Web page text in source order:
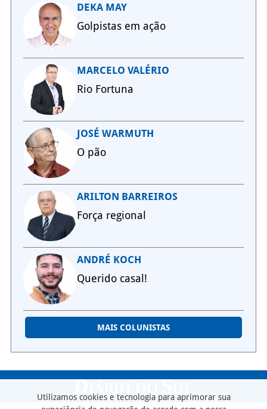
DEKA MAY
Golpistas em ação
MARCELO VALÉRIO
Rio Fortuna
JOSÉ WARMUTH
O pão
ARILTON BARREIROS
Força regional
ANDRÉ KOCH
Querido casal!
MAIS COLUNISTAS
Utilizamos cookies e tecnologia para aprimorar sua